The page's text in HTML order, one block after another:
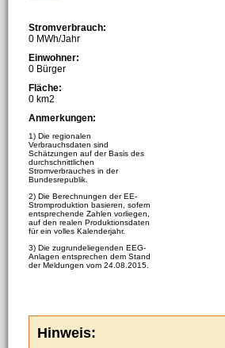
Stromverbrauch:
0 MWh/Jahr
Einwohner:
0 Bürger
Fläche:
0 km2
Anmerkungen:
1) Die regionalen
Verbrauchsdaten sind
Schätzungen auf der Basis des
durchschnittlichen
Stromverbrauches in der
Bundesrepublik.
2) Die Berechnungen der EE-
Stromproduktion basieren, sofern
entsprechende Zahlen vorliegen,
auf den realen Produktionsdaten
für ein volles Kalenderjahr.
3) Die zugrundeliegenden EEG-
Anlagen entsprechen dem Stand
der Meldungen vom 24.08.2015.
Hinweis: